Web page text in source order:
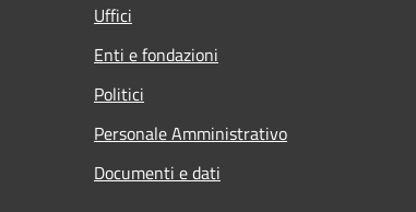
Uffici
Enti e fondazioni
Politici
Personale Amministrativo
Documenti e dati